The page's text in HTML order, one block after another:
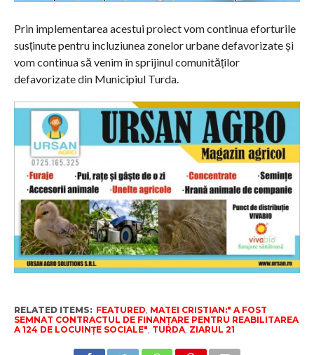
Prin implementarea acestui proiect vom continua eforturile
susținute pentru incluziunea zonelor urbane defavorizate și
vom continua să venim în sprijinul comunităților
defavorizate din Municipiul Turda.
RELATED ITEMS: FEATURED MATEI CRISTIAN:" A FOST
SEMNAT CONTRACTUL DE FINANȚARE PENTRU REABILITAREA
A 124 DE LOCUINȚE SOCIALE" TURDA, ZIARUL 21